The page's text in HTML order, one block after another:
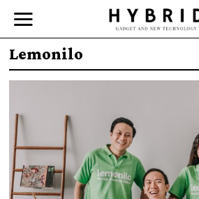
Lemonilo